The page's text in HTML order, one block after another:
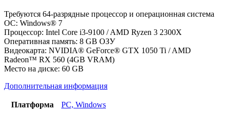
Требуются 64-разрядные процессор и операционная система
ОС: Windows® 7
Процессор: Intel Core i3-9100 / AMD Ryzen 3 2300X
Оперативная память: 8 GB ОЗУ
Видеокарта: NVIDIA® GeForce® GTX 1050 Ti / AMD
Radeon™ RX 560 (4GB VRAM)
Место на диске: 60 GB
Дополнительная информация
Платформа PC, Windows